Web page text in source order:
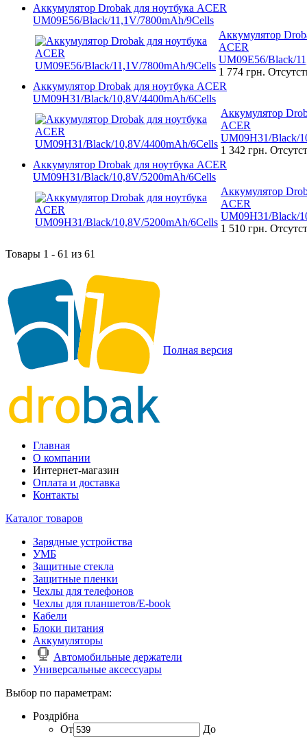
Аккумулятор Drobak для ноутбука ACER
UM09E56/Black/11,1V/7800mAh/9Cells
Аккумулятор
ACER
UM09E56/Black/
1 774 грн.
Аккумулятор Drobak для ноутбука ACER
UM09H31/Black/10,8V/4400mAh/6Cells
Аккумулятор
ACER
UM09H31/Black/
1 342 грн.
Аккумулятор Drobak для ноутбука ACER
UM09H31/Black/10,8V/5200mAh/6Cells
Аккумулятор
ACER
UM09H31/Black/
1 510 грн.
Товары 1 - 61 из 61
Полная версия
Главная
О компании
Интернет-магазин
Оплата и доставка
Контакты
Каталог товаров
Зарядные устройства
УМБ
Защитные стекла
Защитные пленки
Чехлы для телефонов
Чехлы для планшетов/E-book
Кабели
Блоки питания
Аккумуляторы
Автомобильные держатели
Универсальные аксессуары
Выбор по параметрам:
Роздрібна
От
До